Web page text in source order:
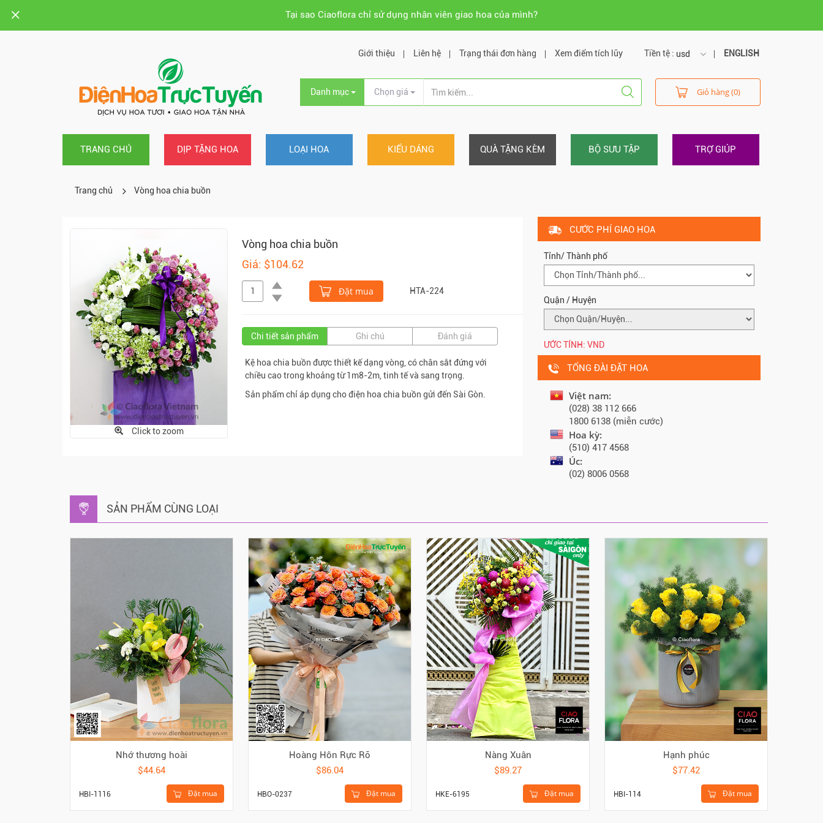
Tại sao Ciaoflora chỉ sử dụng nhân viên giao hoa của mình?
Tiền tệ : usd
usd
vnd
ENGLISH
Giới thiệu Liên hệ Trạng thái đơn hàng Xem điểm tích lũy
Danh mục Chọn giá Giỏ hàng (0)
TRANG CHỦ DỊP TẶNG HOA LOẠI HOA KIỂU DÁNG QUÀ TẶNG KÈM BỘ SƯU TẬP TRỢ GIÚP
Trang chủ Vòng hoa chia buồn
Click to zoom
Vòng hoa chia buồn
Giá: $104.62
Đặt mua HTA-224
Chi tiết sản phẩm Ghi chú Đánh giá
Kệ hoa chia buồn được thiết kế dạng vòng, có chân sắt đứng với
chiều cao trong khoảng từ 1m8-2m, tinh tế và sang trọng.
Sản phẩm chỉ áp dụng cho điện hoa chia buồn gửi đến Sài Gòn.
CƯỚC PHÍ GIAO HOA
Tỉnh/ Thành phố
Quận / Huyện
ƯỚC TÍNH: VND
TỔNG ĐÀI ĐẶT HOA
Việt nam:
(028) 38 112 666
1800 6138 (miễn cước)
Hoa kỳ:
(510) 417 4568
Úc:
(02) 8006 0568
SẢN PHẨM CÙNG LOẠI
Nhớ thương hoài
$44.64
Đặt mua
HBI-1116
Hoàng Hôn Rực Rỡ
$86.04
Đặt mua
HBO-0237
Nàng Xuân
$89.27
Đặt mua
HKE-6195
Hạnh phúc
$77.42
Đặt mua
HBI-114